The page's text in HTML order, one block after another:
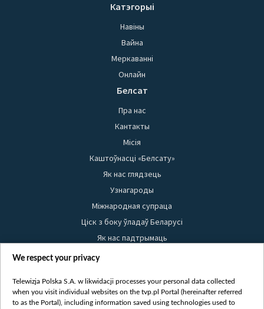
Катэгорыі
Навіны
Вайна
Меркаванні
Онлайн
Белсат
Пра нас
Кантакты
Місія
Каштоўнасці «Белсату»
Як нас глядзець
Узнагароды
Міжнародная супраца
Ціск з боку ўладаў Беларусі
Як нас падтрымаць
Правілы выкарыстання матэрыялаў
Бяспека
Youtube
We respect your privacy
Telewizja Polska S.A. w likwidacji processes your personal data collected
when you visit individual websites on the tvp.pl Portal (hereinafter referred
to as the Portal), including information saved using technologies used to